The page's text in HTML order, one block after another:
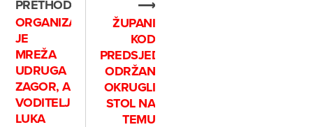
PRETHODNO
ORGANIZATOR
JE
MREŽA
UDRUGA
ZAGOR, A
VODITELJ
LUKA
⟶
ŽUPANI
KOD
PREDSJEDNICE:
ODRŽAN
OKRUGLI
STOL NA
TEMU